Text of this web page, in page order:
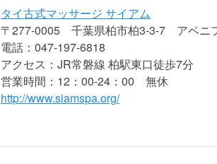
タイ古式マッサージ サイアム
〒277-0005 千葉県柏市柏3-3-7 アベニ
電話：047-197-6818
アクセス：JR常磐線 柏駅東口徒歩7分
営業時間：12：00-24：00 無休
http://www.siamspa.org/